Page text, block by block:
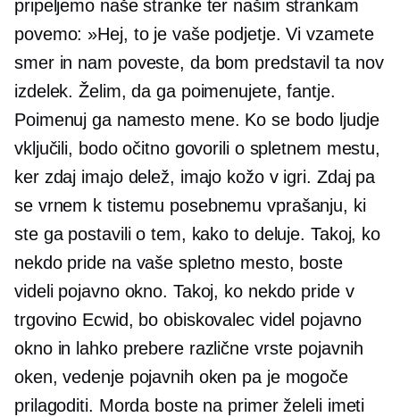
pripeljemo naše stranke ter našim strankam
povemo: »Hej, to je vaše podjetje. Vi vzamete
smer in nam poveste, da bom predstavil ta nov
izdelek. Želim, da ga poimenujete, fantje.
Poimenuj ga namesto mene. Ko se bodo ljudje
vključili, bodo očitno govorili o spletnem mestu,
ker zdaj imajo delež, imajo kožo v igri. Zdaj pa
se vrnem k tistemu posebnemu vprašanju, ki
ste ga postavili o tem, kako to deluje. Takoj, ko
nekdo pride na vaše spletno mesto, boste
videli pojavno okno. Takoj, ko nekdo pride v
trgovino Ecwid, bo obiskovalec videl pojavno
okno in lahko prebere različne vrste pojavnih
oken, vedenje pojavnih oken pa je mogoče
prilagoditi. Morda boste na primer želeli imeti